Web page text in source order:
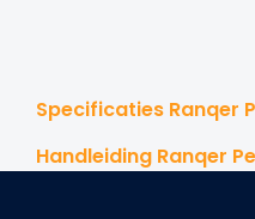
Specificaties Ranqer
Handleiding Ranqer